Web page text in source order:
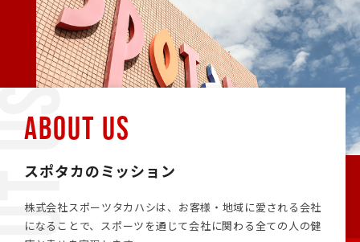
ABOUT US
スポタカのミッション
株式会社スポーツタカハシは、お客様・地域に愛される会社
になることで、スポーツを通じて会社に関わる全ての人の健